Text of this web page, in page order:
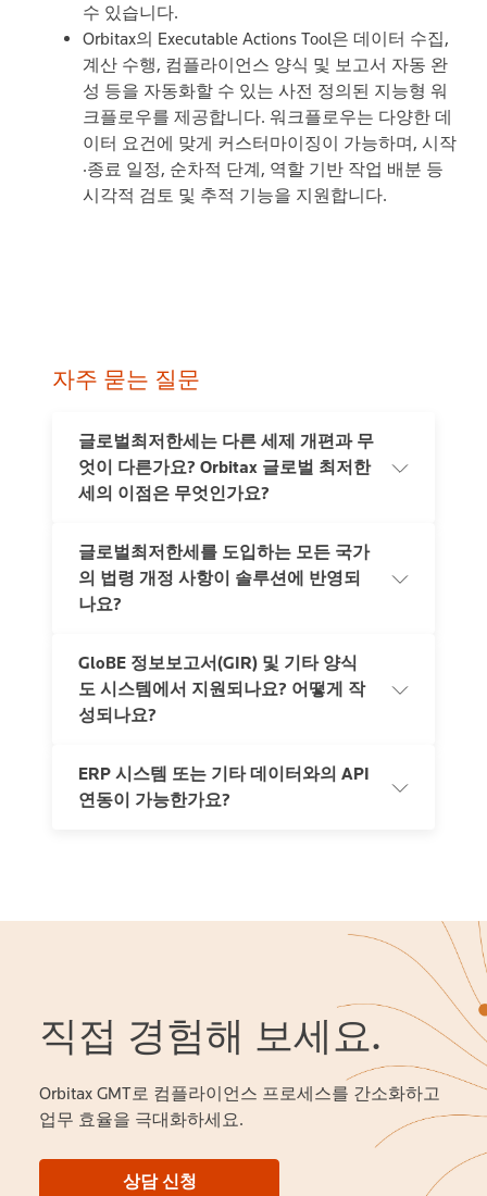
수 있습니다.
Orbitax의 Executable Actions Tool은 데이터 수집,
계산 수행, 컴플라이언스 양식 및 보고서 자동 완
성 등을 자동화할 수 있는 사전 정의된 지능형 워
크플로우를 제공합니다. 워크플로우는 다양한 데
이터 요건에 맞게 커스터마이징이 가능하며, 시작
·종료 일정, 순차적 단계, 역할 기반 작업 배분 등
시각적 검토 및 추적 기능을 지원합니다.
자주 묻는 질문
글로벌최저한세는 다른 세제 개편과 무
엇이 다른가요? Orbitax 글로벌 최저한
세의 이점은 무엇인가요?
Pillar 2는 복잡한 관할권 간 연계 구조와 엄격한 계산 순서
요건으로 인해 중앙화된 컴플라이언스 프로세스가 필수적
입니다.
한 계산 순서, 협업 시간 단축을 통해 Pillar 2 컴플라이언스
전 과정을 자동화하는 종합 플랫폼입니다. 반복 업무 자동
화와 컴플라이언스 프로세스 간소화를 통해, 다국적 기업
이 현지 세무 자문사와 함께 보다 전략적인 고부가가치 업
글로벌최저한세를 도입하는 모든 국가
의 법령 개정 사항이 솔루션에 반영되
나요?
네, Orbitax GMT는 Pillar 2 종합 라이브러리를 유지 및 관리
하며, 각 관할권별로 데이터 포인트, 유효 날짜, 계산 및 컴
플라이언스 규정, OECD 기준과의 차이를 포함한 모든 규
정 변경 사항을 추적합니다.
GloBE 정보보고서(GIR) 및 기타 양식
도 시스템에서 지원되나요? 어떻게 작
성되나요?
네, 솔루션은 GIR을 비롯한 등록 신고서및 신고 통지서 등
국가별 글로벌최저한세 관련 모든 현지 신고 양식을 지원
ERP 시스템 또는 기타 데이터와의 API
연동이 가능한가요?
한 커넥터를 통해 폭넓은 연동이 가능하며, 기업의 고유한
직접 경험해 보세요.
Orbitax GMT로 컴플라이언스 프로세스를 간소화하고
업무 효율을 극대화하세요.
상담 신청